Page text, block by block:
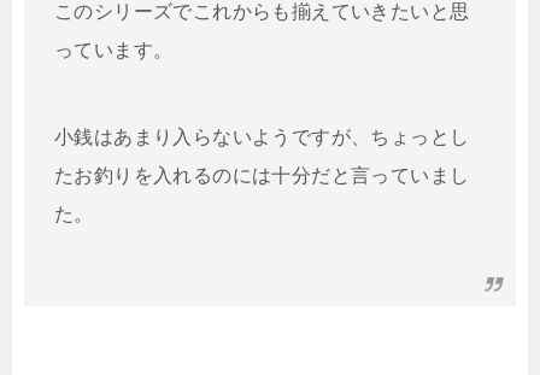
このシリーズでこれからも揃えていきたいと思
っています。
小銭はあまり入らないようですが、ちょっとし
たお釣りを入れるのには十分だと言っていまし
た。